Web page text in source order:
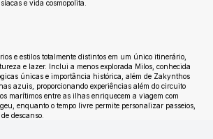
e vida cosmopolita.
e estilos totalmente distintos em um único itinerário,
e lazer. Inclui a menos explorada Milos, conhecida
únicas e importância histórica, além de Zakynthos
azuis, proporcionando experiências além do circuito
marítimos entre as ilhas enriquecem a viagem com
enquanto o tempo livre permite personalizar passeios,
descanso.